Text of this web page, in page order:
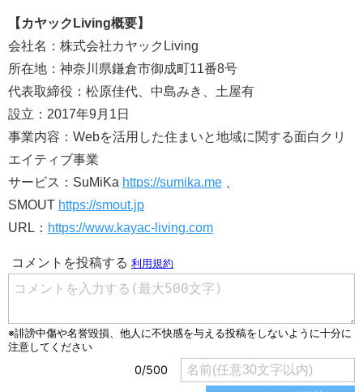
【カヤックLiving概要】
会社名：株式会社カヤックLiving
所在地：神奈川県鎌倉市御成町11番8号
代表取締役：松原佳代、中島みき、土屋有
設立：2017年9月1日
事業内容：Webを活用した住まいと地域に関する面白クリ
エイティブ事業
サービス：SuMiKa https://sumika.me
SMOUT https://smout.jp
URL： https://www.kayac-living.com